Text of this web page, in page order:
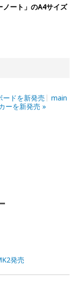
ノート」のA4サイズ
ードを新発売
main
ーを新発売 »
発売